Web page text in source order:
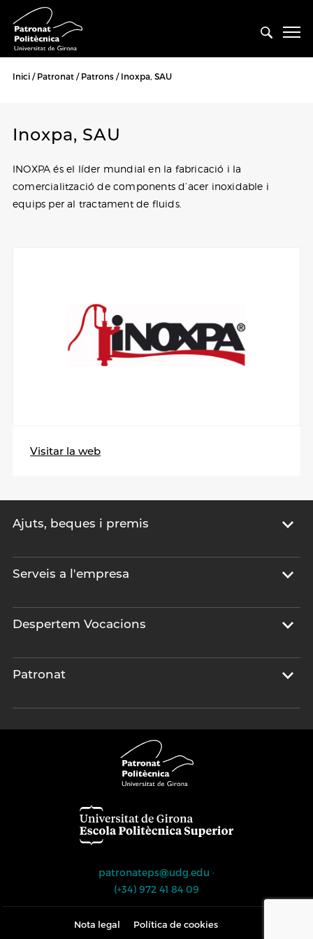
Inici Patronat Patrons Inoxpa, SAU
Inoxpa, SAU
INOXPA és el líder mundial en la fabricació i la
comercialització de components d’acer inoxidable i
equips per al tractament de fluids.
Visitar la web
Ajuts, beques i premis
Serveis a l'empresa
Despertem Vocacions
Patronat
patronateps@udg.edu ·
(+34) 972 41 84 09
Nota legal Política de cookies